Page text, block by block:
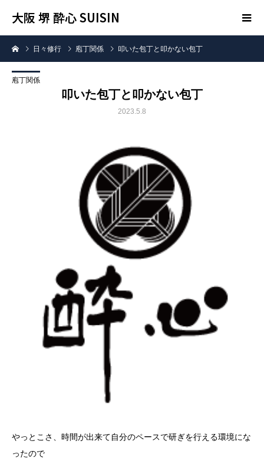
大阪 堺 酔心 SUISIN
日々修行 庖丁関係 叩いた包丁と叩かない包丁
庖丁関係
叩いた包丁と叩かない包丁
2023.5.8
やっとこさ、時間が出来て自分のペースで研ぎを行える環境にな
ったので